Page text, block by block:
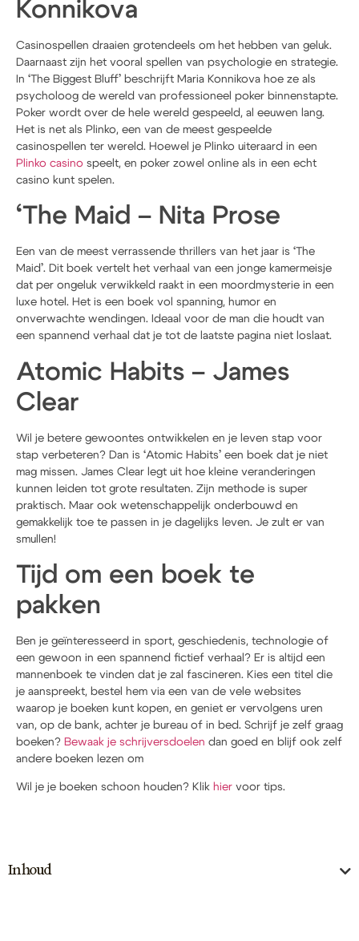
Konnikova
Casinospellen draaien grotendeels om het hebben van geluk.
Daarnaast zijn het vooral spellen van psychologie en strategie.
In ‘The Biggest Bluff’ beschrijft Maria Konnikova hoe ze als
psycholoog de wereld van professioneel poker binnenstapte.
Poker wordt over de hele wereld gespeeld, al eeuwen lang.
Het is net als Plinko, een van de meest gespeelde
casinospellen ter wereld. Hoewel je Plinko uiteraard in een
Plinko casino speelt, en poker zowel online als in een echt
casino kunt spelen.
‘The Maid – Nita Prose
Een van de meest verrassende thrillers van het jaar is ‘The
Maid’. Dit boek vertelt het verhaal van een jonge kamermeisje
dat per ongeluk verwikkeld raakt in een moordmysterie in een
luxe hotel. Het is een boek vol spanning, humor en
onverwachte wendingen. Ideaal voor de man die houdt van
een spannend verhaal dat je tot de laatste pagina niet loslaat.
Atomic Habits – James
Clear
Wil je betere gewoontes ontwikkelen en je leven stap voor
stap verbeteren? Dan is ‘Atomic Habits’ een boek dat je niet
mag missen. James Clear legt uit hoe kleine veranderingen
kunnen leiden tot grote resultaten. Zijn methode is super
praktisch. Maar ook wetenschappelijk onderbouwd en
gemakkelijk toe te passen in je dagelijks leven. Je zult er van
smullen!
Tijd om een boek te
pakken
Ben je geïnteresseerd in sport, geschiedenis, technologie of
een gewoon in een spannend fictief verhaal? Er is altijd een
mannenboek te vinden dat je zal fascineren. Kies een titel die
je aanspreekt, bestel hem via een van de vele websites
waarop je boeken kunt kopen, en geniet er vervolgens uren
van, op de bank, achter je bureau of in bed. Schrijf je zelf graag
boeken? Bewaak je schrijversdoelen dan goed en blijf ook zelf
andere boeken lezen om
Wil je je boeken schoon houden? Klik hier voor tips.
Inhoud